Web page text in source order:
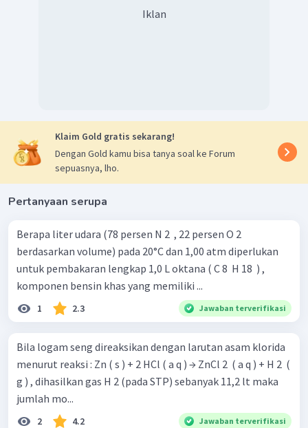
Iklan
Klaim Gold gratis sekarang!
Dengan Gold kamu bisa tanya soal ke Forum
sepuasnya, lho.
Pertanyaan serupa
Berapa liter udara (78 persen N 2 ​ , 22 persen O 2 ​
berdasarkan volume) pada 20°C dan 1,00 atm diperlukan
untuk pembakaran lengkap 1,0 L oktana ( C 8 ​ H 18 ​ ) ,
komponen bensin khas yang memiliki ...
1 2.3 Jawaban terverifikasi
Bila logam seng direaksikan dengan larutan asam klorida
menurut reaksi : Zn ( s ) + 2 HCl ( a q ) → ZnCl 2 ​ ( a q ) + H 2 ​ (
g ) , dihasilkan gas H 2 (pada STP) sebanyak 11,2 lt maka
jumlah mo...
2 4.2 Jawaban terverifikasi